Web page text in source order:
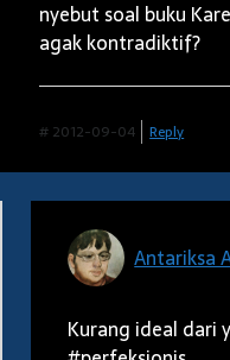
nyebut soal buku
agak kontradiktif?
# 2012-09-04 Reply
Antariksa
Kurang ideal dari